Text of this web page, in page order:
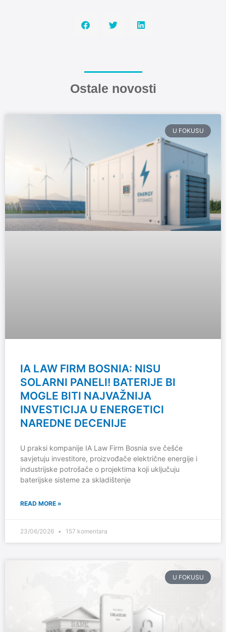
Ostale novosti
U FOKUSU
IA LAW FIRM BOSNIA: NISU
SOLARNI PANELI! BATERIJE BI
MOGLE BITI NAJVAŽNIJA
INVESTICIJA U ENERGETICI
NAREDNE DECENIJE
U praksi kompanije IA Law Firm Bosnia sve češće
savjetuju investitore, proizvođače električne energije i
industrijske potrošače o projektima koji uključuju
baterijske sisteme za skladištenje
READ MORE »
23/06/2026 157 komentara
U FOKUSU